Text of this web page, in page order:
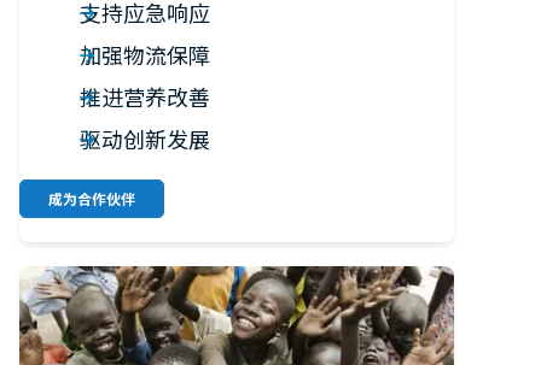
支持应急响应
加强物流保障
推进营养改善
驱动创新发展
成为合作伙伴